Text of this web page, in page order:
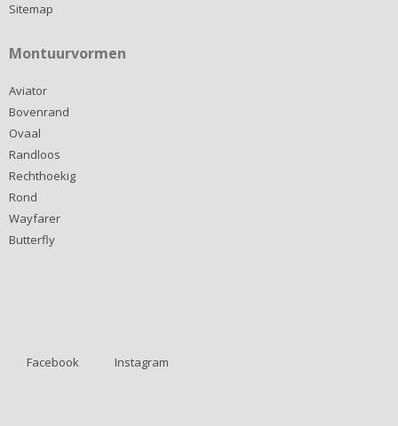
Sitemap
Montuurvormen
Aviator
Bovenrand
Ovaal
Randloos
Rechthoekig
Rond
Wayfarer
Butterfly
Facebook Instagram